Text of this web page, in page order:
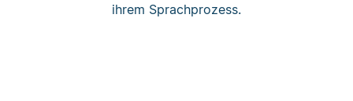
ihrem Sprachprozess.